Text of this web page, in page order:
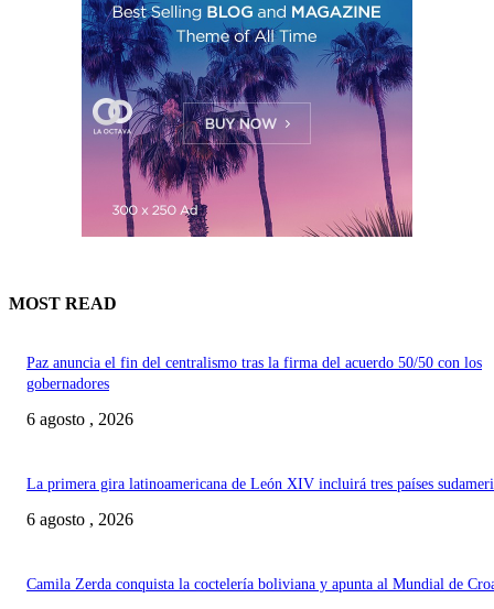
MOST READ
Paz anuncia el fin del centralismo tras la firma del acuerdo 50/50 con los
gobernadores
6 agosto , 2026
La primera gira latinoamericana de León XIV incluirá tres países
6 agosto , 2026
Camila Zerda conquista la coctelería boliviana y apunta al Mundial de